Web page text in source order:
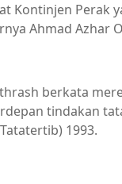
Kontinjen
Ahmad Azhar
berkata
tindakan
1993.